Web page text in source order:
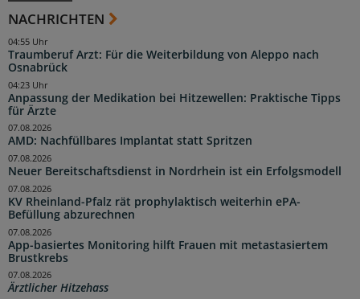
NACHRICHTEN
Traumberuf Arzt: Für die Weiterbildung von Aleppo nach
Osnabrück
04:55 Uhr
Anpassung der Medikation bei Hitzewellen: Praktische Tipps
für Ärzte
04:23 Uhr
AMD: Nachfüllbares Implantat statt Spritzen
07.08.2026
Neuer Bereitschaftsdienst in Nordrhein ist ein Erfolgsmodell
07.08.2026
KV Rheinland-Pfalz rät prophylaktisch weiterhin ePA-
Befüllung abzurechnen
07.08.2026
App-basiertes Monitoring hilft Frauen mit metastasiertem
Brustkrebs
07.08.2026
Ärztlicher Hitzehass
07.08.2026